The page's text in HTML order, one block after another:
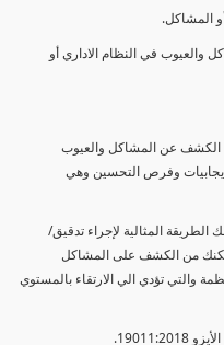
المشاكل.
في النظام الاداري أو
الكشف عن المشاكل والعيوب
وفرص التحسين وهي
المثالية لإجراء تدقيق/
تمكنك من الكشف على المشاكل
والتي تؤدي الي الارتقاء بالمستوي